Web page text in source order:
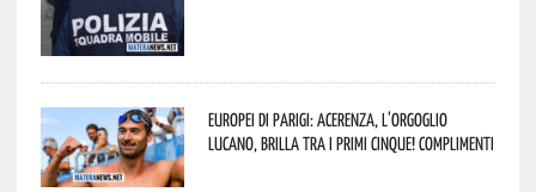
Europei di Parigi: Acerenza, l’orgoglio
lucano, brilla tra i primi cinque! Complimenti